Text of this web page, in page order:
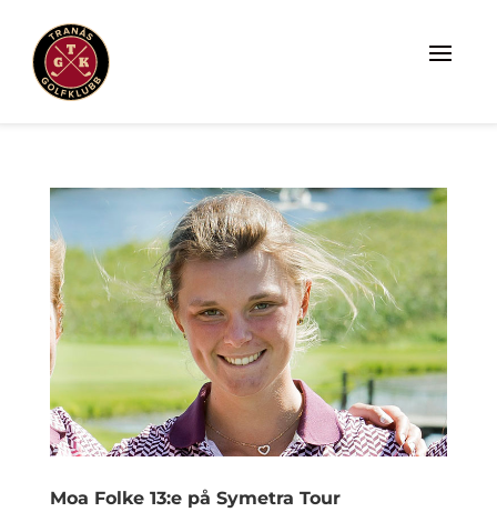
Moa Folke 13:e på Symetra Tour